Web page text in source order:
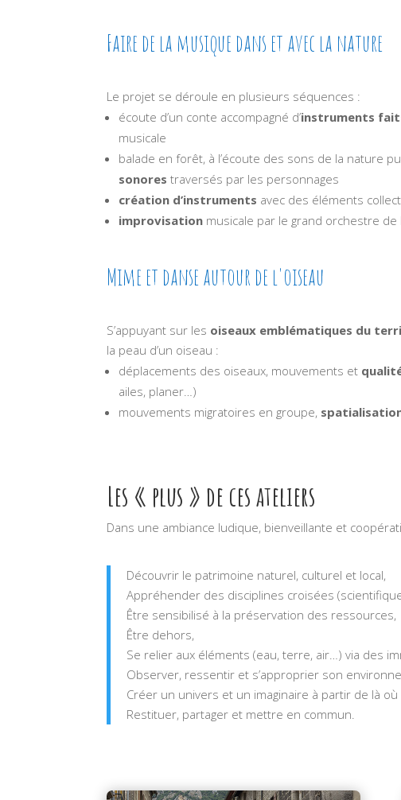
Faire de la musique dans et avec la nature
Le projet se déroule en plusieurs séquences :
écoute d’un conte accompagné d’instruments
musicale
balade en forêt, à l’écoute des sons de la nature
sonores traversés par les personnages
création d’instruments avec des éléments
improvisation musicale par le grand orchestre de
Mime et danse autour de l'oiseau
S’appuyant sur les oiseaux emblématiques du
la peau d’un oiseau :
déplacements des oiseaux, mouvements et
ailes, planer…)
mouvements migratoires en groupe,
Les « plus » de ces ateliers
Dans une ambiance ludique, bienveillante et
Découvrir le patrimoine naturel, culturel et local,
Appréhender des disciplines croisées
Être sensibilisé à la préservation des ressources,
Être dehors,
Se relier aux éléments (eau, terre, air…) via des
Observer, ressentir et s’approprier son
Créer un univers et un imaginaire à partir de là où
Restituer, partager et mettre en commun.